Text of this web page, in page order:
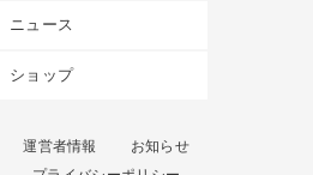
ニュース
ショップ
運営者情報
お知らせ